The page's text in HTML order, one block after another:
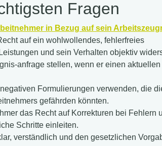
Fragen
in Bezug auf sein
auf ein wohlwollendes, fehlerfreies
und sein Verhalten objektiv
anfrage stellen, wenn er einen aktuellen
Formulierungen verwenden, die
gefährden könnten.
das Recht auf Korrekturen bei Fehlern
Schritte einleiten.
verständlich und den gesetzlichen